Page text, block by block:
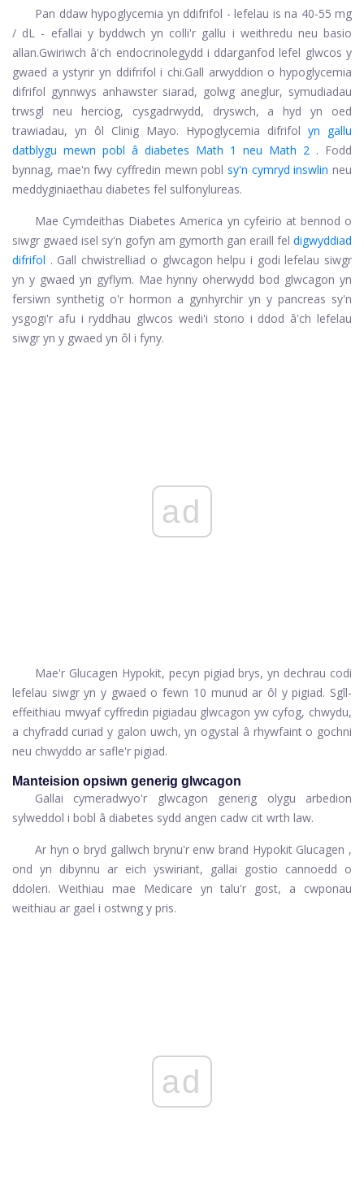
Pan ddaw hypoglycemia yn ddifrifol - lefelau is na 40-55 mg
/ dL - efallai y byddwch yn colli'r gallu i weithredu neu basio
allan.Gwiriwch â'ch endocrinolegydd i ddarganfod lefel glwcos y
gwaed a ystyrir yn ddifrifol i chi.Gall arwyddion o hypoglycemia
difrifol gynnwys anhawster siarad, golwg aneglur, symudiadau
trwsgl neu herciog, cysgadrwydd, dryswch, a hyd yn oed
trawiadau, yn ôl Clinig Mayo. Hypoglycemia difrifol yn gallu
datblygu mewn pobl â diabetes Math 1 neu Math 2 . Fodd
bynnag, mae'n fwy cyffredin mewn pobl sy'n cymryd inswlin neu
meddyginiaethau diabetes fel sulfonylureas.
Mae Cymdeithas Diabetes America yn cyfeirio at bennod o
siwgr gwaed isel sy'n gofyn am gymorth gan eraill fel digwyddiad
difrifol . Gall chwistrelliad o glwcagon helpu i godi lefelau siwgr
yn y gwaed yn gyflym. Mae hynny oherwydd bod glwcagon yn
fersiwn synthetig o'r hormon a gynhyrchir yn y pancreas sy'n
ysgogi'r afu i ryddhau glwcos wedi'i storio i ddod â'ch lefelau
siwgr yn y gwaed yn ôl i fyny.
ad
Mae'r Glucagen Hypokit, pecyn pigiad brys, yn dechrau codi
lefelau siwgr yn y gwaed o fewn 10 munud ar ôl y pigiad. Sgîl-
effeithiau mwyaf cyffredin pigiadau glwcagon yw cyfog, chwydu,
a chyfradd curiad y galon uwch, yn ogystal â rhywfaint o gochni
neu chwyddo ar safle'r pigiad.
Manteision opsiwn generig glwcagon
Gallai cymeradwyo'r glwcagon generig olygu arbedion
sylweddol i bobl â diabetes sydd angen cadw cit wrth law.
Ar hyn o bryd gallwch brynu'r enw brand Hypokit Glucagen ,
ond yn dibynnu ar eich yswiriant, gallai gostio cannoedd o
ddoleri. Weithiau mae Medicare yn talu'r gost, a
cwponau
weithiau ar gael i ostwng y pris.
ad